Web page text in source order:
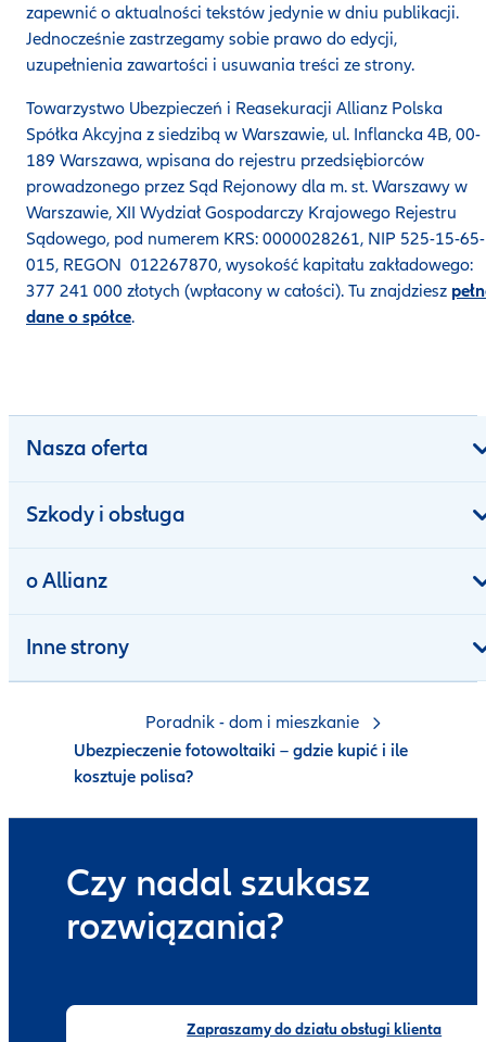
zapewnić o aktualności tekstów jedynie w dniu publikacji.
Jednocześnie zastrzegamy sobie prawo do edycji,
uzupełnienia zawartości i usuwania treści ze strony.
Towarzystwo Ubezpieczeń i Reasekuracji Allianz Polska
Spółka Akcyjna z siedzibą w Warszawie, ul. Inflancka 4B, 00-
189 Warszawa, wpisana do rejestru przedsiębiorców
prowadzonego przez Sąd Rejonowy dla m. st. Warszawy w
Warszawie, XII Wydział Gospodarczy Krajowego Rejestru
Sądowego, pod numerem KRS: 0000028261, NIP 525-15-65-
015, REGON 012267870, wysokość kapitału zakładowego:
377 241 000 złotych (wpłacony w całości). Tu znajdziesz
dane o spółce.
Nasza oferta
Szkody i obsługa
o Allianz
Inne strony
Czy nadal szukasz
rozwiązania?
Zapraszamy do działu obsługi klienta
Poradnik - dom i mieszkanie
Ubezpieczenie fotowoltaiki – gdzie kupić i ile
kosztuje polisa?